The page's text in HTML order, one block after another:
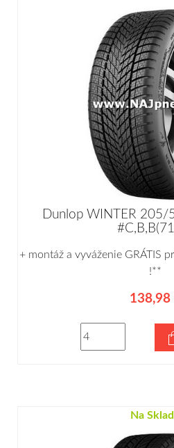
Dunlop WINTER 205/
+ montáž a vyváženie GRÁTIS
!**
138,98
Na